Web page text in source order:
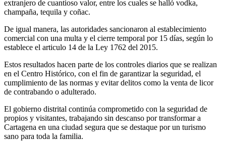
extranjero de cuantioso valor, entre los cuales se halló vodka,
champaña, tequila y coñac.
De igual manera, las autoridades sancionaron al establecimiento
comercial con una multa y el cierre temporal por 15 días, según lo
establece el articulo 14 de la Ley 1762 del 2015.
Estos resultados hacen parte de los controles diarios que se realizan
en el Centro Histórico, con el fin de garantizar la seguridad, el
cumplimiento de las normas y evitar delitos como la venta de licor
de contrabando o adulterado.
El gobierno distrital continúa comprometido con la seguridad de
propios y visitantes, trabajando sin descanso por transformar a
Cartagena en una ciudad segura que se destaque por un turismo
sano para toda la familia.